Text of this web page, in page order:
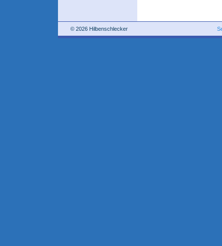
© 2026 Hilbenschlecker